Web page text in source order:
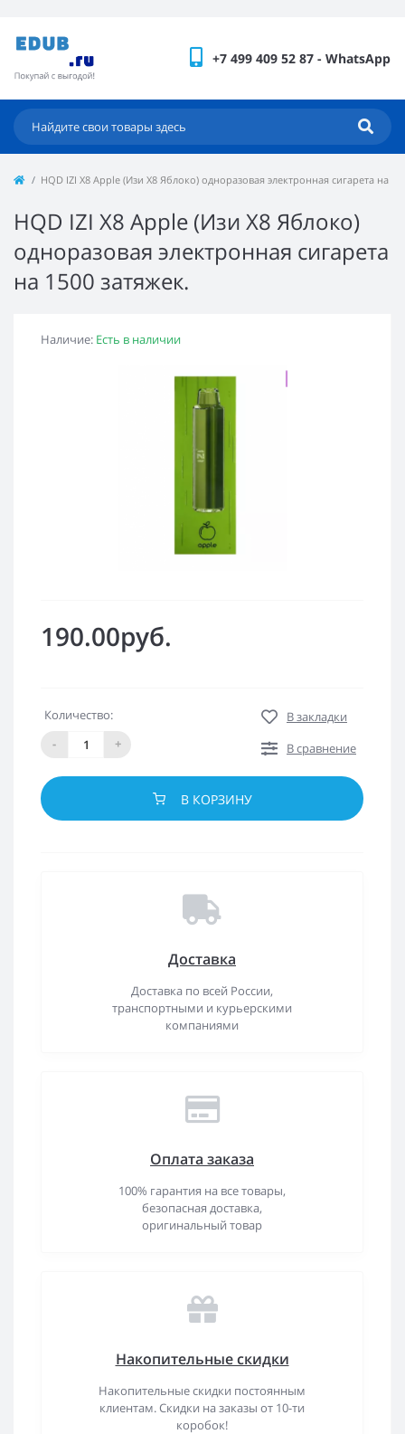
+7 499 409 52 87 - WhatsApp
HQD IZI X8 Apple (Изи Х8 Яблоко) одноразовая электронная сигарета на
HQD IZI X8 Apple (Изи Х8 Яблоко)
одноразовая электронная сигарета
на 1500 затяжек.
Наличие: Есть в наличии
190.00руб.
Количество:
-
+
В закладки
В сравнение
В КОРЗИНУ
Доставка
Доставка по всей России,
транспортными и курьерскими
компаниями
Оплата заказа
100% гарантия на все товары,
безопасная доставка,
оригинальный товар
Накопительные скидки
Накопительные скидки постоянным
клиентам. Скидки на заказы от 10-ти
коробок!